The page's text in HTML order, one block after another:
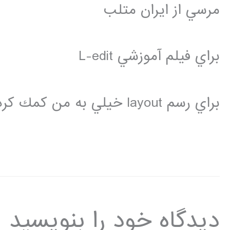
مرسي از ايران متلب
براي فيلم آموزشي L-edit
براي رسم layout خيلي به من كمك كرد
دیدگاه‌ خود را بنویسید